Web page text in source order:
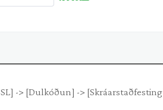
-> [Dulkóðun] ->